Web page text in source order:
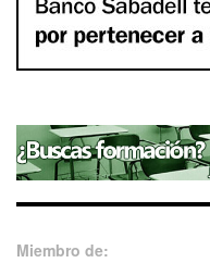
Miembro de: